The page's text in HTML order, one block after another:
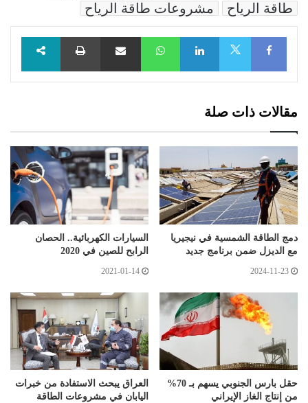
طاقة الرياح
مشروعات طاقة الرياح
Facebook
LinkedIn
WhatsAppمشاركة عبر البريد طباعة
مقالات ذات صلة
دمج الطاقة الشمسية في نيجيريا
مع الديزل ضمن برنامج جديد
2024-11-23
السيارات الكهربائية.. الحصان
الرابح للصين في 2020
2021-01-14
حقل بارس الجنوبي يسهم بـ 70%
من إنتاج الغاز الإيراني
العراق يبحث الاستفادة من خبرات
اليابان في مشروعات الطاقة